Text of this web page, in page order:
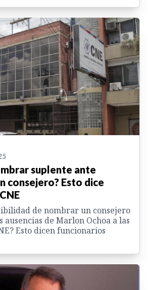
suplente ante
consejero? Esto dice
de nombrar un consejero
ausencias de Marlon Ochoa a las
Esto dicen funcionarios